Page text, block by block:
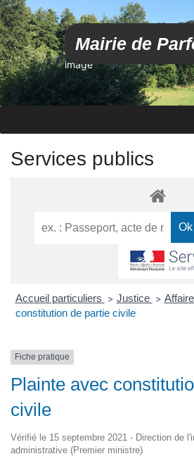
Mairie de
image
Services publics
Accueil particuliers > Justice >
constitution de partie civile
Fiche pratique
Plainte avec
civile
Vérifié le 15 septembre 2021 - Direction de
administrative (Premier ministre)